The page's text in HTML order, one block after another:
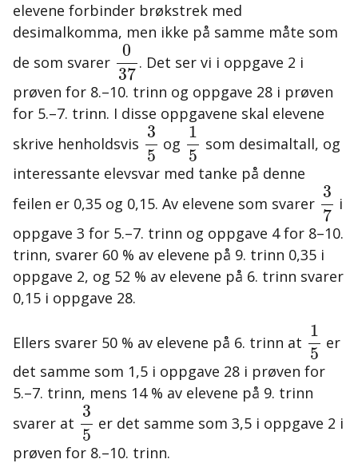
elevene forbinder brøkstrek med
desimalkomma, men ikke på samme måte som
de som svarer
0
37
037
. Det ser vi i oppgave 2 i
prøven for 8.–10. trinn og oppgave 28 i prøven
for 5.–7. trinn. I disse oppgavene skal elevene
skrive henholdsvis
3
5
35
og
1
5
15
som desimaltall, og
interessante elevsvar med tanke på denne
feilen er 0,35 og 0,15. Av elevene som svarer
3
7
37
i
oppgave 3 for 5.–7. trinn og oppgave 4 for 8–10.
trinn, svarer 60 % av elevene på 9. trinn 0,35 i
oppgave 2, og 52 % av elevene på 6. trinn svarer
0,15 i oppgave 28.
Ellers svarer 50 % av elevene på 6. trinn at
1
5
1
er
det samme som 1,5 i oppgave 28 i prøven for
5.–7. trinn, mens 14 % av elevene på 9. trinn
svarer at
3
5
35
er det samme som 3,5 i oppgave 2 i
prøven for 8.–10. trinn.